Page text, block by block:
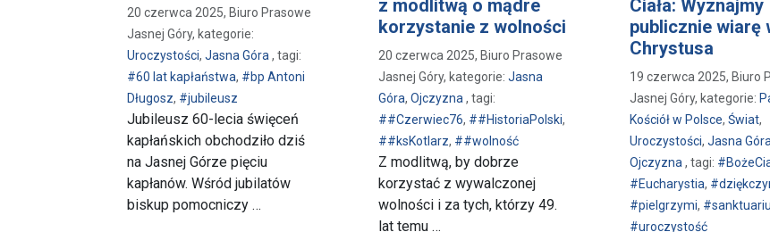
20 czerwca 2025, Biuro Prasowe
Jasnej Góry, kategorie:
Uroczystości, Jasna Góra , tagi:
#60 lat kapłaństwa, #bp Antoni
Długosz, #jubileusz
Jubileusz 60-lecia święceń
kapłańskich obchodziło dziś
na Jasnej Górze pięciu
kapłanów. Wśród jubilatów
biskup pomocniczy …
z modlitwą o mądre
korzystanie z wolności
20 czerwca 2025, Biuro Prasowe
Jasnej Góry, kategorie: Jasna
Góra, Ojczyzna , tagi:
##Czerwiec76, ##HistoriaPolski,
##ksKotlarz, ##wolność
Z modlitwą, by dobrze
korzystać z wywalczonej
wolności i za tych, którzy 49.
lat temu …
Ciała: Wyznajmy
publicznie wiarę
Chrystusa
19 czerwca 2025, Biuro
Jasnej Góry, kategorie:
Kościół w Polsce, Świat,
Uroczystości, Jasna Góra
Ojczyzna , tagi:
#Eucharystia,
#pielgrzymi,
#uroczystość